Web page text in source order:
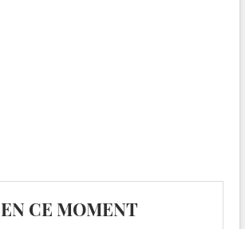
EN CE MOMENT